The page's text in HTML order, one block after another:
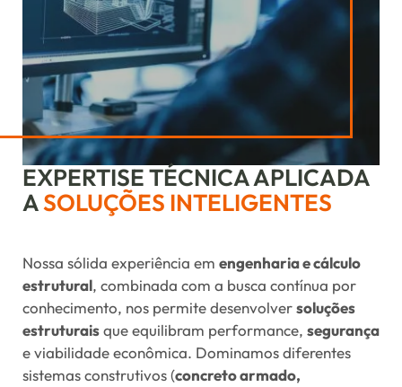
EXPERTISE TÉCNICA APLICADA
ASOLUÇÕES INTELIGENTES
Nossa sólida experiência em engenharia e cálculo
estrutural, combinada com a busca contínua por
conhecimento, nos permite desenvolversoluções
estruturaisque equilibram performance, segurança
e viabilidade econômica. Dominamos diferentes
sistemas construtivos (concreto armado,